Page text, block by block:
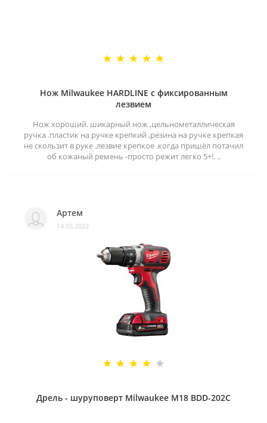
Нож Milwaukee HARDLINE с фиксированным
лезвием
Нож хороший. шикарный нож ,цельнометаллическая
ручка .пластик на ручке крепкий ,резина на ручке крепкая
не скользит в руке .лезвие крепкое .когда пришёл потачил
об кожаный ремень -просто режит легко 5+!. ..
Артем
14.03.2022
Дрель - шуруповерт Milwaukee M18 BDD-202C